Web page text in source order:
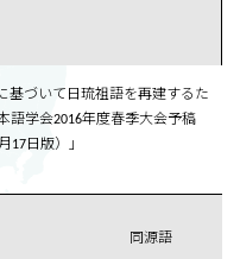
基づいて日琉祖語を再建するた
語学会2016年度春季大会予稿
17日版）」
同源語